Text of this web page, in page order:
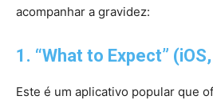
acompanhar a gravidez:
1. “What to Expect”
Este é um aplicativo popular que